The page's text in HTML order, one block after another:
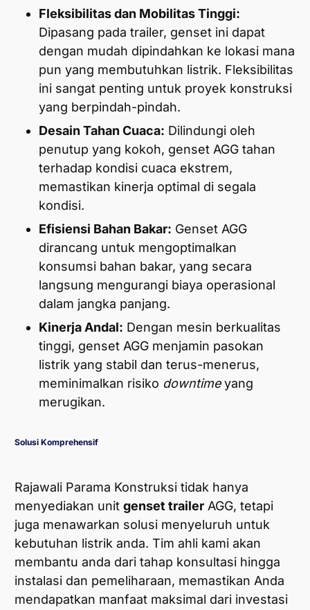
Fleksibilitas dan Mobilitas Tinggi:
Dipasang pada trailer, genset ini dapat
dengan mudah dipindahkan ke lokasi mana
pun yang membutuhkan listrik. Fleksibilitas
ini sangat penting untuk proyek konstruksi
yang berpindah-pindah.
Desain Tahan Cuaca: Dilindungi oleh
penutup yang kokoh, genset AGG tahan
terhadap kondisi cuaca ekstrem,
memastikan kinerja optimal di segala
kondisi.
Efisiensi Bahan Bakar: Genset AGG
dirancang untuk mengoptimalkan
konsumsi bahan bakar, yang secara
langsung mengurangi biaya operasional
dalam jangka panjang.
Kinerja Andal: Dengan mesin berkualitas
tinggi, genset AGG menjamin pasokan
listrik yang stabil dan terus-menerus,
meminimalkan risiko downtimeyang
merugikan.
Solusi Komprehensif
Rajawali Parama Konstruksi tidak hanya
menyediakan unit genset trailer AGG, tetapi
juga menawarkan solusi menyeluruh untuk
kebutuhan listrik anda. Tim ahli kami akan
membantu anda dari tahap konsultasi hingga
instalasi dan pemeliharaan, memastikan Anda
mendapatkan manfaat maksimal dari investasi